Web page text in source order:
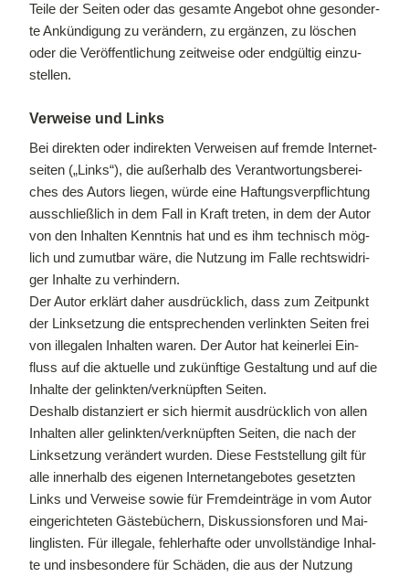
Tei­le der Sei­ten oder das ge­sam­te An­ge­bot ohne ge­son­der­
te An­kün­di­gung zu ver­än­dern, zu er­gän­zen, zu lö­schen
oder die Ver­öf­fent­li­chung zeit­wei­se oder end­gül­tig ein­zu­
stel­len.
Ver­wei­se und Links
Bei di­rek­ten oder in­di­rek­ten Ver­wei­sen auf frem­de In­ter­net­
sei­ten („Links“), die au­ßer­halb des Ver­ant­wor­tungs­be­rei­
ches des Au­tors lie­gen, wür­de eine Haf­tungs­ver­pflich­tung
aus­schließ­lich in dem Fall in Kraft tre­ten, in dem der Au­tor
von den In­hal­ten Kennt­nis hat und es ihm tech­nisch mög­
lich und zu­mut­bar wäre, die Nut­zung im Fal­le rechts­wid­ri­
ger In­hal­te zu ver­hin­dern.
Der Au­tor er­klärt da­her aus­drück­lich, dass zum Zeit­punkt
der Link­set­zung die ent­spre­chen­den ver­link­ten Sei­ten frei
von il­le­ga­len In­hal­ten wa­ren. Der Au­tor hat kei­ner­lei Ein­
fluss auf die ak­tu­el­le und zu­künf­ti­ge Ge­stal­tung und auf die
In­hal­te der gelinkten/​verknüpften Sei­ten.
Des­halb di­stan­ziert er sich hier­mit aus­drück­lich von al­len
In­hal­ten al­ler gelinkten/​verknüpften Sei­ten, die nach der
Link­set­zung ver­än­dert wur­den. Die­se Fest­stel­lung gilt für
alle in­ner­halb des ei­ge­nen In­ter­net­an­ge­bo­tes ge­setz­ten
Links und Ver­wei­se so­wie für Fremd­ein­trä­ge in vom Au­tor
ein­ge­rich­te­ten Gäs­te­bü­chern, Dis­kus­si­ons­fo­ren und Mai­
ling­lis­ten. Für il­le­ga­le, feh­ler­haf­te oder un­voll­stän­di­ge In­hal­
te und ins­be­son­de­re für Schä­den, die aus der Nut­zung